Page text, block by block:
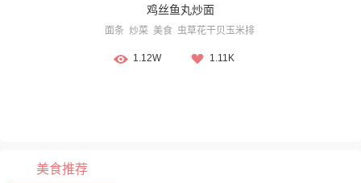
鸡丝鱼丸炒面
面条 炒菜 美食 虫草花干贝玉米排
1.12W 1.11K
美食推荐